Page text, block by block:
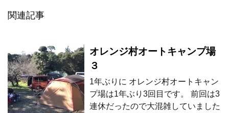
関連記事
オレンジ村オートキャンプ場
３
1年ぶりに オレンジ村オートキャン
プ場は1年ぶり3回目です。 前回は3
連休だったので大混雑していました